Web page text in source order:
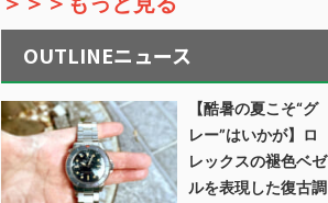
OUTLINEニュース
【酷暑の夏こそ“グ
レー”はいかが】ロ
レックスの褪色ベゼ
ルを表現した復古調